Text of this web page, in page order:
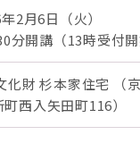
2月6日（火）
分開講（13時受付
化財 杉本家住宅 （
西入矢田町116）